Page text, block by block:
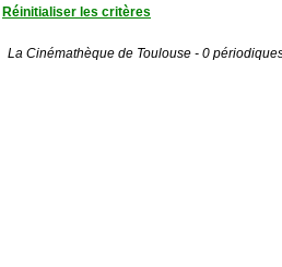
Réinitialiser les critères
La Cinémathèque de Toulouse - 0